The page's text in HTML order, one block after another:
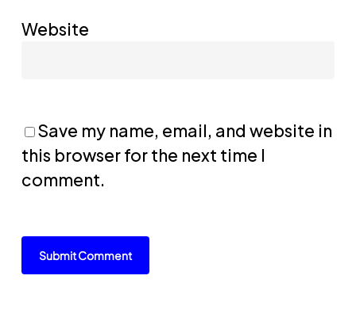
Website
Save my name, email, and website in
this browser for the next time I
comment.